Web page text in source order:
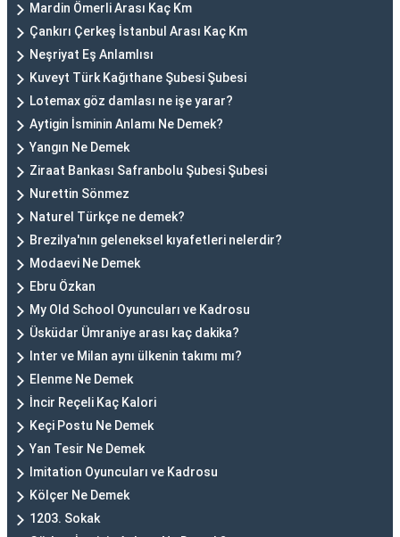
Mardin Ömerli Arası Kaç Km
Çankırı Çerkeş İstanbul Arası Kaç Km
Neşriyat Eş Anlamlısı
Kuveyt Türk Kağıthane Şubesi Şubesi
Lotemax göz damlası ne işe yarar?
Aytigin İsminin Anlamı Ne Demek?
Yangın Ne Demek
Ziraat Bankası Safranbolu Şubesi Şubesi
Nurettin Sönmez
Naturel Türkçe ne demek?
Brezilya'nın geleneksel kıyafetleri nelerdir?
Modaevi Ne Demek
Ebru Özkan
My Old School Oyuncuları ve Kadrosu
Üsküdar Ümraniye arası kaç dakika?
Inter ve Milan aynı ülkenin takımı mı?
Elenme Ne Demek
İncir Reçeli Kaç Kalori
Keçi Postu Ne Demek
Yan Tesir Ne Demek
Imitation Oyuncuları ve Kadrosu
Kölçer Ne Demek
1203. Sokak